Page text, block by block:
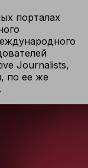
порталах
Journalists,
по ее же